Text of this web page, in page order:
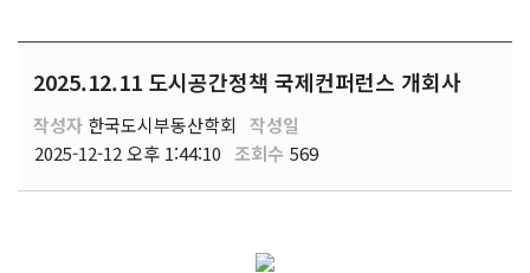
2025.12.11 도시공간정책 국제컨퍼런스 개회사
작성자 한국도시부동산학회
작성일
2025-12-12 오후 1:44:10 조회수 569